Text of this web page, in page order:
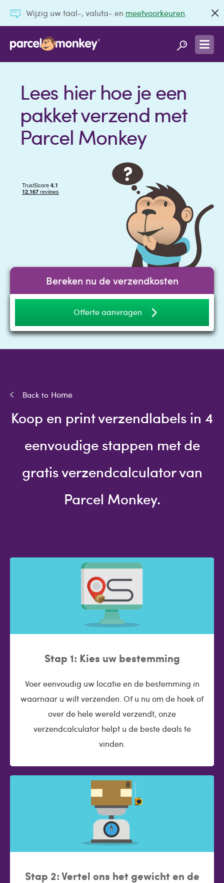
Wijzig uw taal-, valuta- en meetvoorkeuren
Lees hier hoe je een
pakket verzend met
Parcel Monkey
Bereken nu de verzendkosten
Offerte aanvragen
Home
Koop en print verzendlabels in 4
eenvoudige stappen met de
gratis verzendcalculator van
Parcel Monkey.
Stap 1: Kies uw bestemming
Voer eenvoudig uw locatie en de bestemming in
waarnaar u wilt verzenden. Of u nu om de hoek of
over de hele wereld verzendt, onze
verzendcalculator helpt u de beste deals te
vinden.
Stap 2: Vertel ons het gewicht en de